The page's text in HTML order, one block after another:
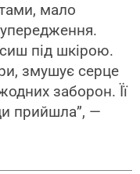
мало
під шкірою.
змушує серце
заборон. Її
прийшла”, —